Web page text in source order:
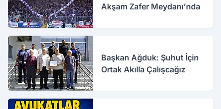
Akşam Zafer Meydanı’nda
Başkan Ağduk: Şuhut İçin
Ortak Akılla Çalışcağız